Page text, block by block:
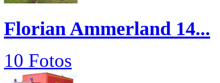
Florian Ammerland 14...
10 Fotos